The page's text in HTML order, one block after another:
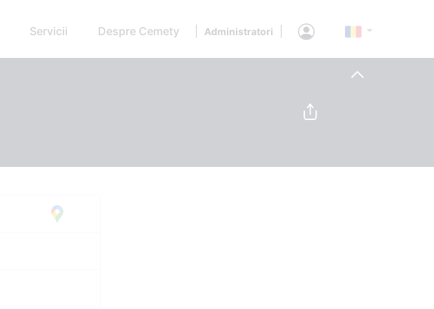
Servicii Despre Cemety Administratori